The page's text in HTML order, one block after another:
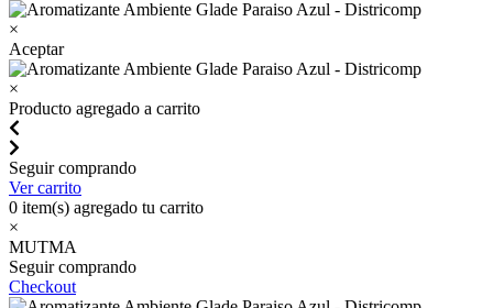
×
Aceptar
×
Producto agregado a carrito
Seguir comprando
Ver carrito
0 item(s) agregado tu carrito
×
MUTMA
Seguir comprando
Checkout